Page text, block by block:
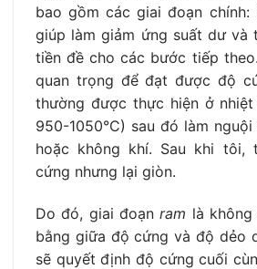
bao gồm các giai đoạn chính:
giúp làm giảm ứng suất dư và
tiền đề cho các bước tiếp theo.
quan trọng để đạt được độ
thường được thực hiện ở
950-1050°C) sau đó làm
hoặc không khí. Sau khi tôi,
cứng nhưng lại giòn.
Do đó, giai đoạnram là
bằng giữa độ cứng và độ dẻo
sẽ quyết định độ cứng cuối